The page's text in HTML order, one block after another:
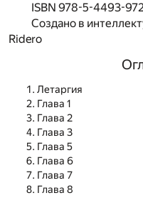
ISBN 978-5-4493-
Создано в
Ridero
Летаргия
Глава 1
Глава 2
Глава 3
Глава 5
Глава 6
Глава 7
Глава 8